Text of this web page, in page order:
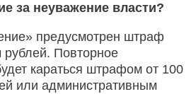
за неуважение власти?
предусмотрен штраф
рублей. Повторное
караться штрафом от 100
или административным